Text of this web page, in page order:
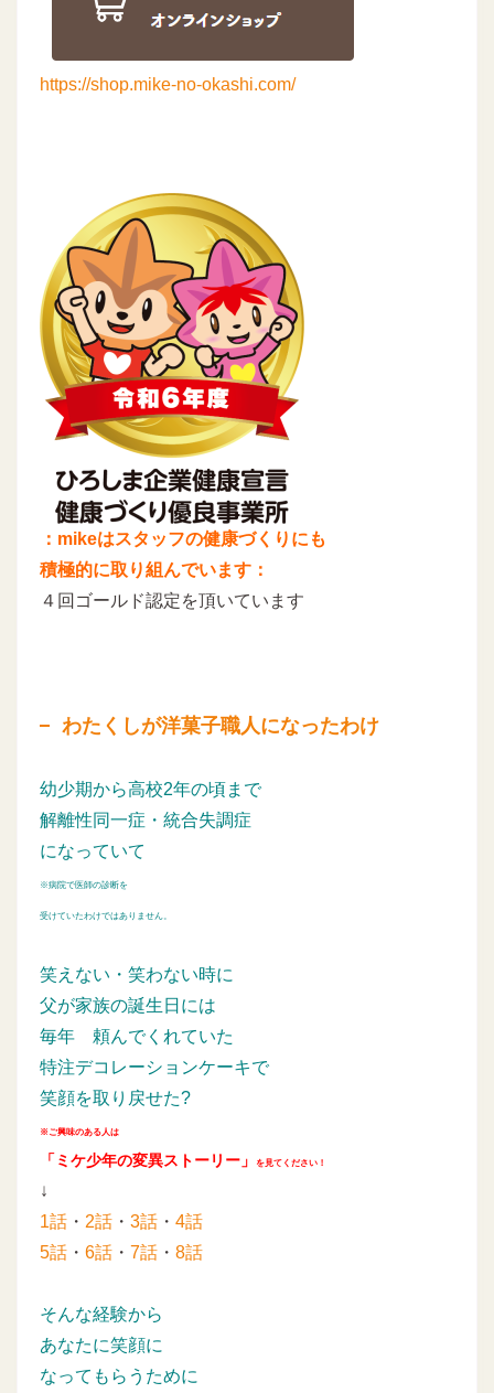
https://shop.mike-no-okashi.com/
：mikeはスタッフの健康づくりにも
積極的に取り組んでいます：
４回ゴールド認定を頂いています
わたくしが洋菓子職人になったわけ
幼少期から高校2年の頃まで
解離性同一症・統合失調症
になっていて
※病院で医師の診断を
受けていたわけではありません。
笑えない・笑わない時に
父が家族の誕生日には
毎年 頼んでくれていた
特注デコレーションケーキで
笑顔を取り戻せた?
※ご興味のある人は
「ミケ少年の変異ストーリー」 を見てください！
↓
1話 ・ 2話 ・ 3話 ・ 4話
5話 ・ 6話 ・ 7話 ・ 8話
そんな経験から
あなたに笑顔に
なってもらうために